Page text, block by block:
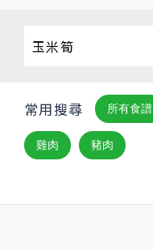
常用搜尋 所有食譜
雞肉 豬肉